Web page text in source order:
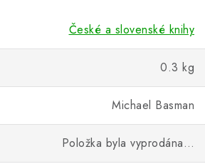
České a slovenské knihy
0.3 kg
Michael Basman
Položka byla vyprodána…